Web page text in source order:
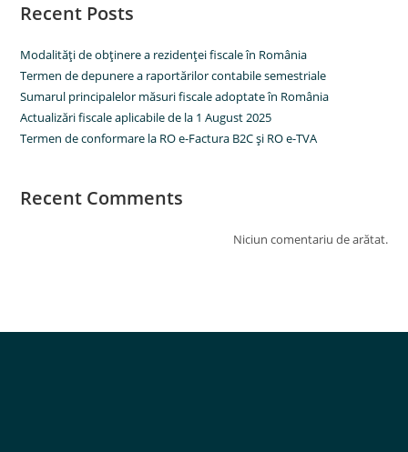
Recent Posts
Modalităţi de obţinere a rezidenţei fiscale în România
Termen de depunere a raportărilor contabile semestriale
Sumarul principalelor măsuri fiscale adoptate în România
Actualizări fiscale aplicabile de la 1 August 2025
Termen de conformare la RO e-Factura B2C şi RO e-TVA
Recent Comments
Niciun comentariu de arătat.